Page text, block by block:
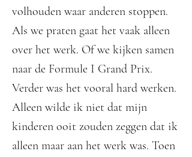
volhouden waar anderen stoppen.
Als we praten gaat het vaak alleen
over het werk. Of we kijken samen
naar de Formule I Grand Prix.
Verder was het vooral hard werken.
Alleen wilde ik niet dat mijn
kinderen ooit zouden zeggen dat ik
alleen maar aan het werk was. Toen